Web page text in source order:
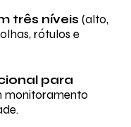
três níveis (alto,
rótulos e
para
monitoramento